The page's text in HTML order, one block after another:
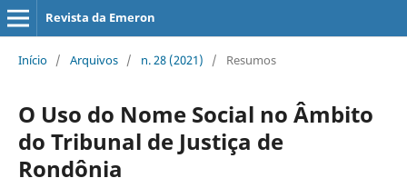
Revista da Emeron
Início / Arquivos / n. 28 (2021) / Resumos
O Uso do Nome Social no Âmbito
do Tribunal de Justiça de
Rondônia